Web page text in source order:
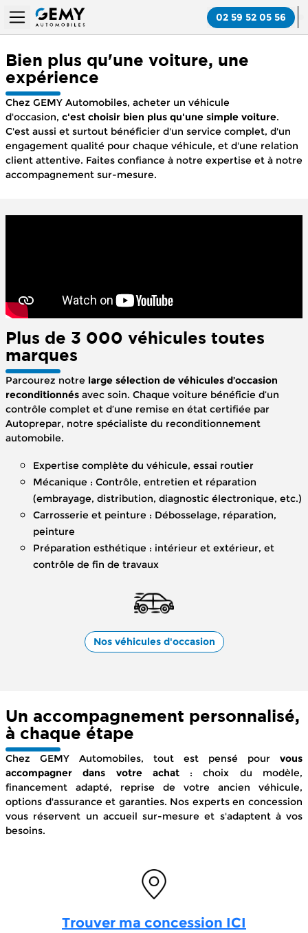
02 59 52 05 56
Bien plus qu'une voiture, une
expérience
Chez GEMY Automobiles, acheter un véhicule
d'occasion, c'est choisir bien plus qu'une simple voiture.
C'est aussi et surtout bénéficier d'un service complet, d'un
engagement qualité pour chaque véhicule, et d'une relation
client attentive. Faites confiance à notre expertise et à notre
accompagnement sur-mesure.
Plus de 3 000 véhicules toutes
marques
Parcourez notre large sélection de véhicules d’occasion
reconditionnés avec soin. Chaque voiture bénéficie d’un
contrôle complet et d’une remise en état certifiée par
Autoprepar, notre spécialiste du reconditionnement
automobile.
Expertise complète du véhicule, essai routier
Mécanique : Contrôle, entretien et réparation
(embrayage, distribution, diagnostic électronique, etc.)
Carrosserie et peinture : Débosselage, réparation,
peinture
Préparation esthétique : intérieur et extérieur, et
contrôle de fin de travaux
Nos véhicules d'occasion
Un accompagnement personnalisé,
à chaque étape
Chez GEMY Automobiles, tout est pensé pour vous
accompagner dans votre achat: choix du modèle,
financement adapté, reprise de votre ancien véhicule,
options d'assurance et garanties. Nos experts en concession
vous réservent un accueil sur-mesure et s'adaptent à vos
besoins.
Trouver ma concession ICI